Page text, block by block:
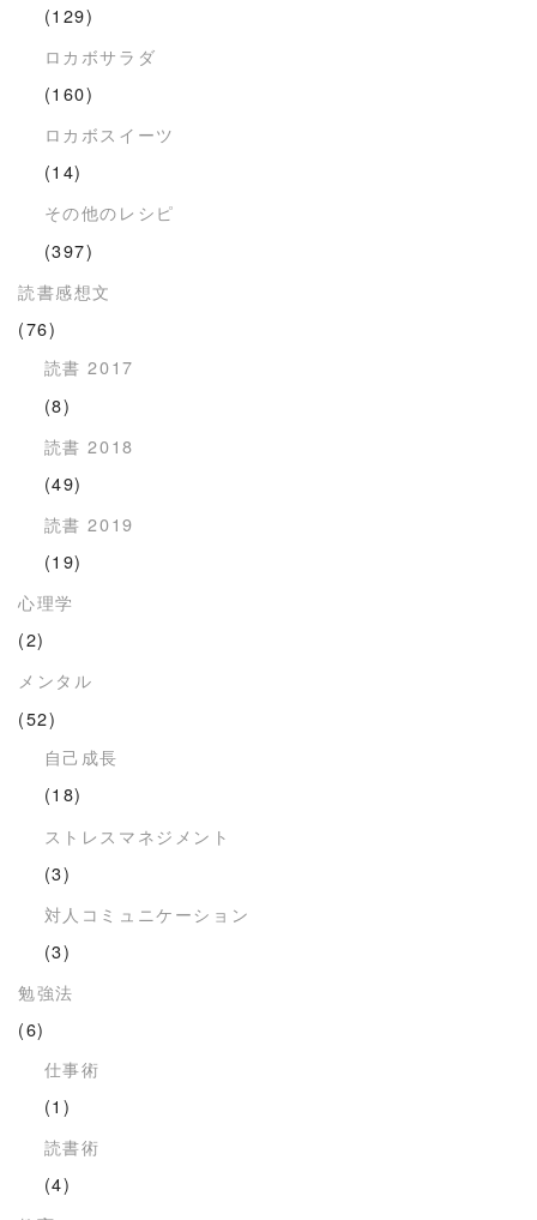
(129)
ロカボサラダ
(160)
ロカボスイーツ
(14)
その他のレシピ
(397)
読書感想文
(76)
読書 2017
(8)
読書 2018
(49)
読書 2019
(19)
心理学
(2)
メンタル
(52)
自己成長
(18)
ストレスマネジメント
(3)
対人コミュニケーション
(3)
勉強法
(6)
仕事術
(1)
読書術
(4)